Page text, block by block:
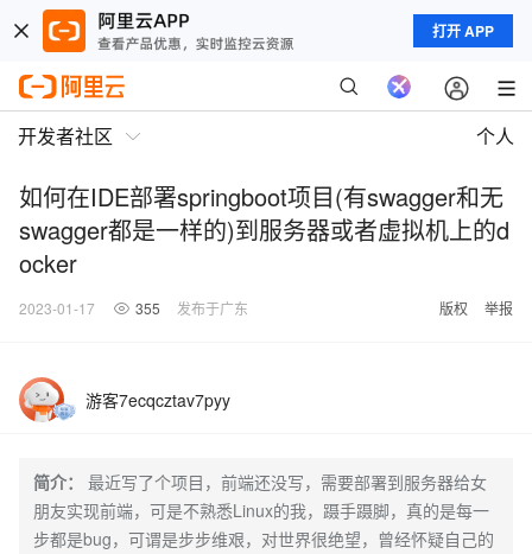
打开 APP
开发者社区 个人
如何在IDE部署springboot项目(有swagger和无
swagger都是一样的)到服务器或者虚拟机上的d
ocker
2023-01-17 355 发布于广东 版权 举报
游客7ecqcztav7pyy
简介：
最近写了个项目，前端还没写，需要部署到服务器给女
朋友实现前端，可是不熟悉Linux的我，蹑手蹑脚，真的是每一
步都是bug，可谓是步步维艰，对世界很绝望，曾经怀疑自己的